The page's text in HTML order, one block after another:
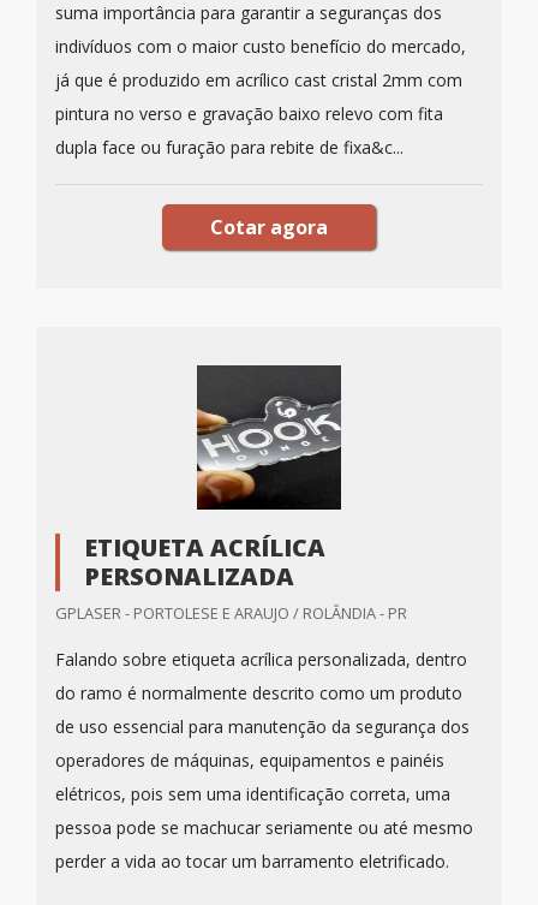
suma importância para garantir a seguranças dos
indivíduos com o maior custo benefício do mercado,
já que é produzido em acrílico cast cristal 2mm com
pintura no verso e gravação baixo relevo com fita
dupla face ou furação para rebite de fixa&c...
Cotar agora
ETIQUETA ACRÍLICA
PERSONALIZADA
GPLASER - PORTOLESE E ARAUJO / ROLÂNDIA - PR
Falando sobre etiqueta acrílica personalizada, dentro
do ramo é normalmente descrito como um produto
de uso essencial para manutenção da segurança dos
operadores de máquinas, equipamentos e painéis
elétricos, pois sem uma identificação correta, uma
pessoa pode se machucar seriamente ou até mesmo
perder a vida ao tocar um barramento eletrificado.